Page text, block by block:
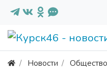
Новости Общество